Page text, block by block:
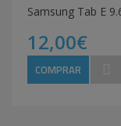
12,00€
COMPRAR